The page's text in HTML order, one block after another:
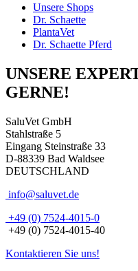
Unsere Shops
Dr. Schaette
PlantaVet
Dr. Schaette Pferd
UNSERE
GERNE!
SaluVet GmbH
Stahlstraße 5
Eingang Steinstraße 33
D-88339 Bad Waldsee
DEUTSCHLAND
info@saluvet.de
+49 (0) 7524-4015-0
+49 (0) 7524-4015-40
Kontaktieren Sie uns!